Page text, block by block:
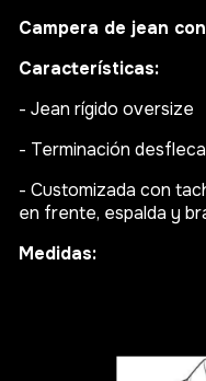
Campera de jean
Características:
- Jean rígido oversize
- Terminación
- Customizada con
en frente, espalda y
Medidas: